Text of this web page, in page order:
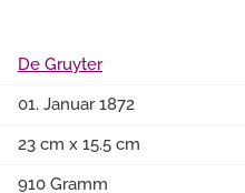
De Gruyter
01. Januar 1872
23 cm x 15.5 cm
910 Gramm